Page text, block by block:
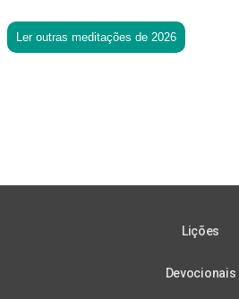
Ler outras meditações de 2026
Lições
Devocionais